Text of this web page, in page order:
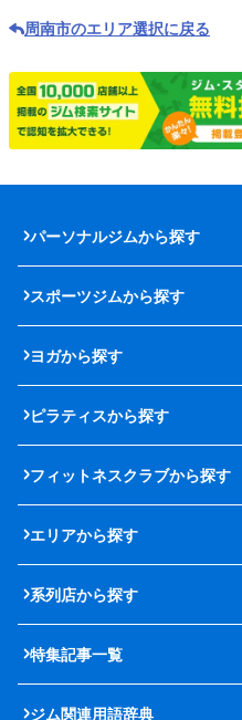
周南市のエリア選択に戻る
パーソナルジムから探す
スポーツジムから探す
ヨガから探す
ピラティスから探す
フィットネスクラブから探す
エリアから探す
系列店から探す
特集記事一覧
ジム関連用語辞典